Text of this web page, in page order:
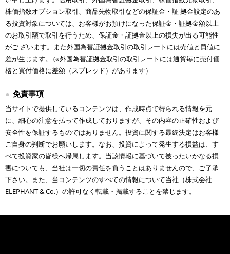
株価指数オプション取引、商品先物取引などの保証金・証 拠金設定のあ
る投資対象については、お客様がお預けになった保証金・証拠金額以上
のお取引額で取引を行うため、保証金・証拠金以上の損失が出る可能性
がご ざいます。また外国為替証拠金取引の取引レートには売値と買値に
差が生じます。 (※外国為替証拠金取引の取引レートには通貨毎に売付価
格と買付価格に差額（スプレッド）があります）
免責事項
当サイトで提供しているコンテンツは、作成時点で得られる情報を元
に、細心の注意を払って作成しておりますが、その内容の正確性および
安全性を保証するものではありません。投資に関する最終決定はお客様
ご自身の判断でお願いします。なお、投資によって発生する損益は、す
べて投資家の皆様へ帰属します。当該情報に基づいて被ったいかなる損
害についても、当社は一切の責任を負うことはありませんので、ご了承
下さい。また、当コンテンツのすべての情報について当社（株式会社
ELEPHANT & Co.）の許可なく転載・掲載することを禁じます。